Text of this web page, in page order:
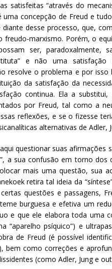
satisfeitas “através do
concepção de Freud e
diante desse processo, que,
freudo-marxismo. Porém, o
ser, paradoxalmente,
e não uma
resolve o problema e por
da satisfação da
continua. Ela a
por Freud, tal como a
reflexões, e se o fizesse
alternativas de Adler,
questionar suas afirmações
a sua confusão em torno dos
mais uma questão, sua
retira tal ideia da
questões e passagens,
burguesa e efetiva um
e que ele elabora toda uma
“aparelho psíquico”) e
de Freud (é possível
bem como correções e
(como Adler, Jung e